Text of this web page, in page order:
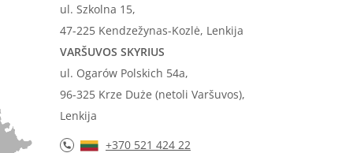
ul. Szkolna 15,
47-225 Kendzežynas-Kozlė, Lenkija
VARŠUVOS SKYRIUS
ul. Ogarów Polskich 54a,
96-325 Krze Duże (netoli Varšuvos),
Lenkija
+370 521 424 22